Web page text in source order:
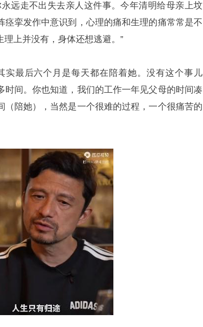
远走不出失去亲人这件事。今年清明给母亲上坟
痉挛发作中意识到，心理的痛和生理的痛常常是不
上并没有，身体还想逃避。”
实最后六个月是每天都在陪着她。没有这个事儿
时间。你也知道，我们的工作一年见父母的时间凑
（陪她），当然是一个很难的过程，一个很痛苦的